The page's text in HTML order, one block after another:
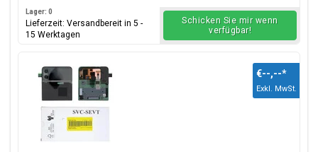
Lager: 0
Lieferzeit: Versandbereit in 5 -
15 Werktagen
Schicken Sie mir wenn
verfügbar!
€--,--*
Exkl. MwSt.